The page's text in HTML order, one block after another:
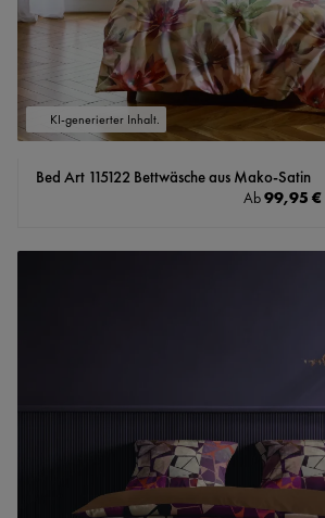
KI-generierter Inhalt.
Bed Art 115122 Bettwäsche aus Mako-Satin
Regulärer Preis:
Ab99,95 €